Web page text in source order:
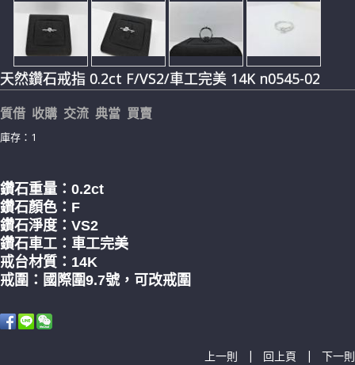
天然鑽石戒指 0.2ct F/VS2/車工完美 14K n0545-02
質借 收購 交流 典當 買賣
庫存：1
鑽石重量：0.2ct
鑽石顏色：F
鑽石淨度：VS2
鑽石車工：車工完美
戒台材質：14K
戒圍：國際圍9.7號，可改戒圍
上一則 | 回上頁 | 下一則